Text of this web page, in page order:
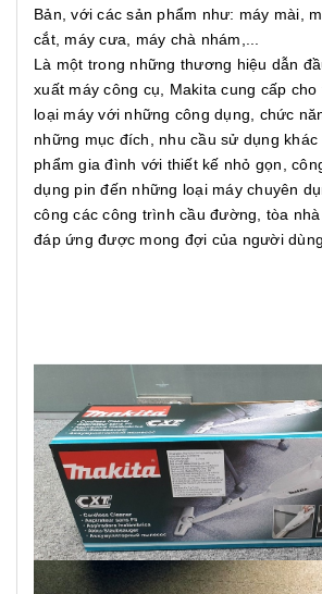
Bản, với các sản phẩm như: máy mài,
cắt, máy cưa, máy chà nhám,...
Là một trong những thương hiệu dẫn
xuất máy công cụ, Makita cung cấp
loại máy với những công dụng, chức
những mục đích, nhu cầu sử dụng
phẩm gia đình với thiết kế nhỏ gọn,
dụng pin đến những loại máy chuyên
công các công trình cầu đường, tòa
đáp ứng được mong đợi của người dùng.